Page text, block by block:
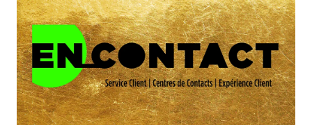
Email Facebook LinkedIn
Bluesky Whatsapp